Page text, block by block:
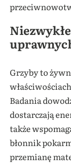
Grzyby to
Badania
dostarczają
także
błonnik
przemianę